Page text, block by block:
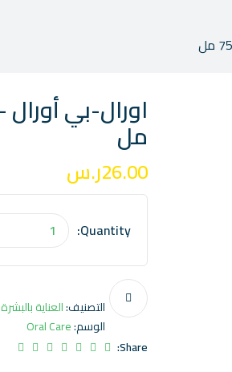
مل
26.00ر.س
Quantity:
التصنيف:العناية بالبشرة
الوسم:Oral Care
Share: